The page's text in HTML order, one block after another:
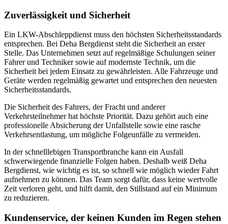
Zuverlässigkeit und Sicherheit
Ein LKW-Abschleppdienst muss den höchsten Sicherheitsstandards
entsprechen. Bei Deha Bergdienst steht die Sicherheit an erster
Stelle. Das Unternehmen setzt auf regelmäßige Schulungen seiner
Fahrer und Techniker sowie auf modernste Technik, um die
Sicherheit bei jedem Einsatz zu gewährleisten. Alle Fahrzeuge und
Geräte werden regelmäßig gewartet und entsprechen den neuesten
Sicherheitsstandards.
Die Sicherheit des Fahrers, der Fracht und anderer
Verkehrsteilnehmer hat höchste Priorität. Dazu gehört auch eine
professionelle Absicherung der Unfallstelle sowie eine rasche
Verkehrsentlastung, um mögliche Folgeunfälle zu vermeiden.
In der schnelllebigen Transportbranche kann ein Ausfall
schwerwiegende finanzielle Folgen haben. Deshalb weiß Deha
Bergdienst, wie wichtig es ist, so schnell wie möglich wieder Fahrt
aufnehmen zu können. Das Team sorgt dafür, dass keine wertvolle
Zeit verloren geht, und hilft damit, den Stillstand auf ein Minimum
zu reduzieren.
Kundenservice, der keinen Kunden im Regen stehen